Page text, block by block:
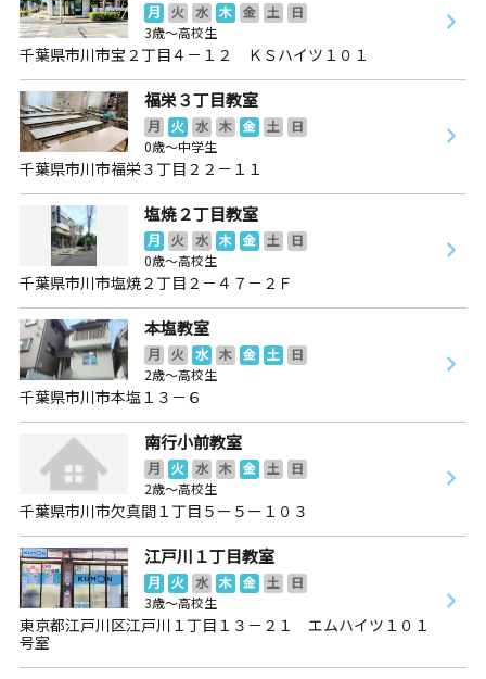
月 火 水 木 金 土
日
3歳～高校生
千葉県市川市宝２丁目４－１２ ＫＳハイツ１０１
福栄３丁目教室
月 火 水 木 金 土
日
0歳～中学生
千葉県市川市福栄３丁目２２－１１
塩焼２丁目教室
月 火 水 木 金 土
日
0歳～高校生
千葉県市川市塩焼２丁目２－４７－２Ｆ
本塩教室
月 火 水 木 金 土
日
2歳～高校生
千葉県市川市本塩１３－６
南行小前教室
月 火 水 木 金 土
日
2歳～高校生
千葉県市川市欠真間１丁目５ー５ー１０３
江戸川１丁目教室
月 火 水 木 金 土
日
3歳～高校生
東京都江戸川区江戸川１丁目１３－２１ エムハイツ１０１
号室